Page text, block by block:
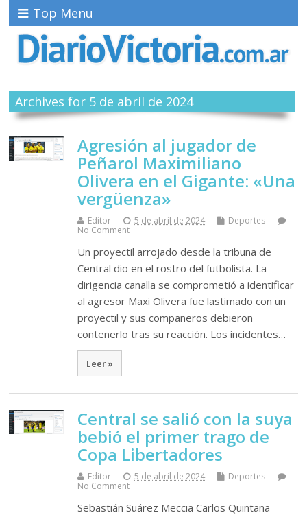
Top Menu
Archives for 5 de abril de 2024
Agresión al jugador de
Peñarol Maximiliano
Olivera en el Gigante: «Una
vergüenza»
Editor 5 de abril de 2024
Deportes
No Comment
Un proyectil arrojado desde la tribuna de
Central dio en el rostro del futbolista. La
dirigencia canalla se comprometió a identificar
al agresor Maxi Olivera fue lastimado con un
proyectil y sus compañeros debieron
contenerlo tras su reacción. Los incidentes…
Leer »
Central se salió con la suya
bebió el primer trago de
Copa Libertadores
Editor 5 de abril de 2024
Deportes
No Comment
Sebastián Suárez Meccia Carlos Quintana